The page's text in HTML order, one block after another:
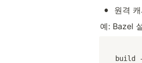
•
원격
예: Bazel
build